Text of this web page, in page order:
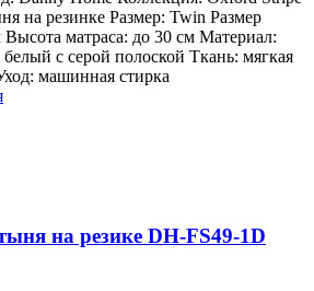
на резинке Размер: Twin Размер
матраса: до 30 см Материал:
с серой полоской Ткань: мягкая
машинная стирка
на резике DH-FS49-1D